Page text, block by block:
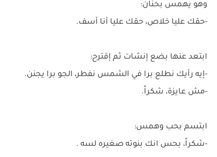
وهو يهمس بحنان:
-حقك عليا خلاص، حقك عليا أنا أسف.
ابتعد عنها بضع إنشات ثم إقترح:
-إيه رأيك نطلع برا في الشمس نفطر، الجو برا يجنن.
-مش عايزة، شكراً.
ابتسم بحب وهمس:
-شكراً، بحس انك بنوته صغيره لسه .